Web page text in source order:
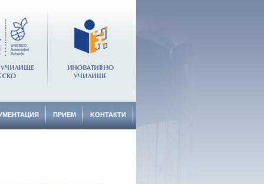
ПРИЕМ KОНТАКТИ